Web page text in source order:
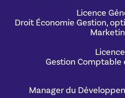
Licence
Droit Économie Gestion,
Licence
Gestion Comptable
Manager du